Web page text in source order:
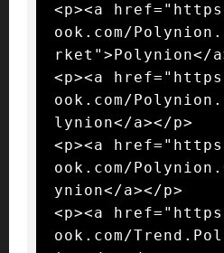
<p><a
ook.com/
rket">Polynion</
<p><a
ook.com/
lynion</a></p>
<p><a
ook.com/
ynion</a></p>
<p><a
ook.com/